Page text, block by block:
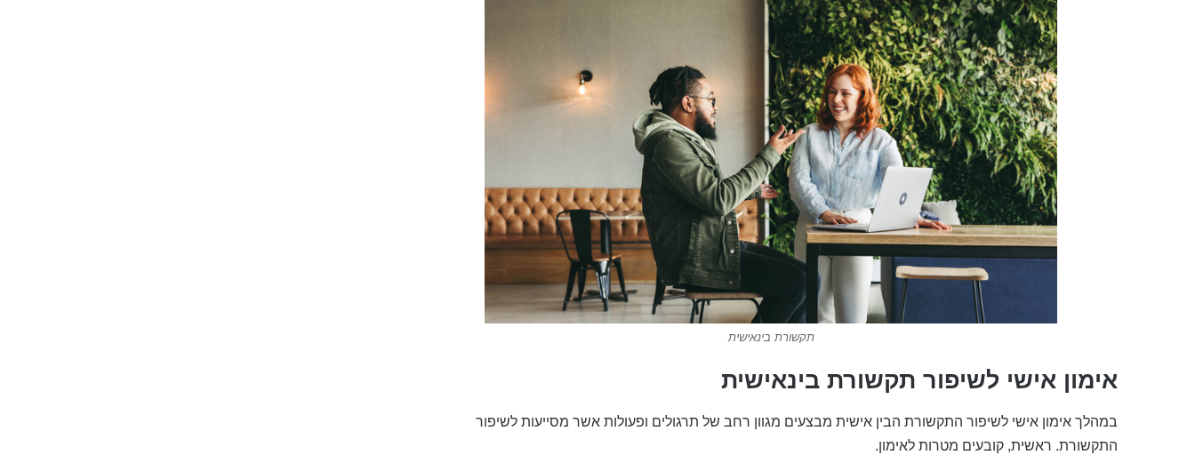
תקשורת בינאישית
אימון אישי לשיפור תקשורת בינאישית
במהלך אימון אישי לשיפור התקשורת הבין אישית מבצעים מגוון רחב של תרגולים ופעולות אשר מסייעות לשיפור
התקשורת. ראשית, קובעים מטרות לאימון.